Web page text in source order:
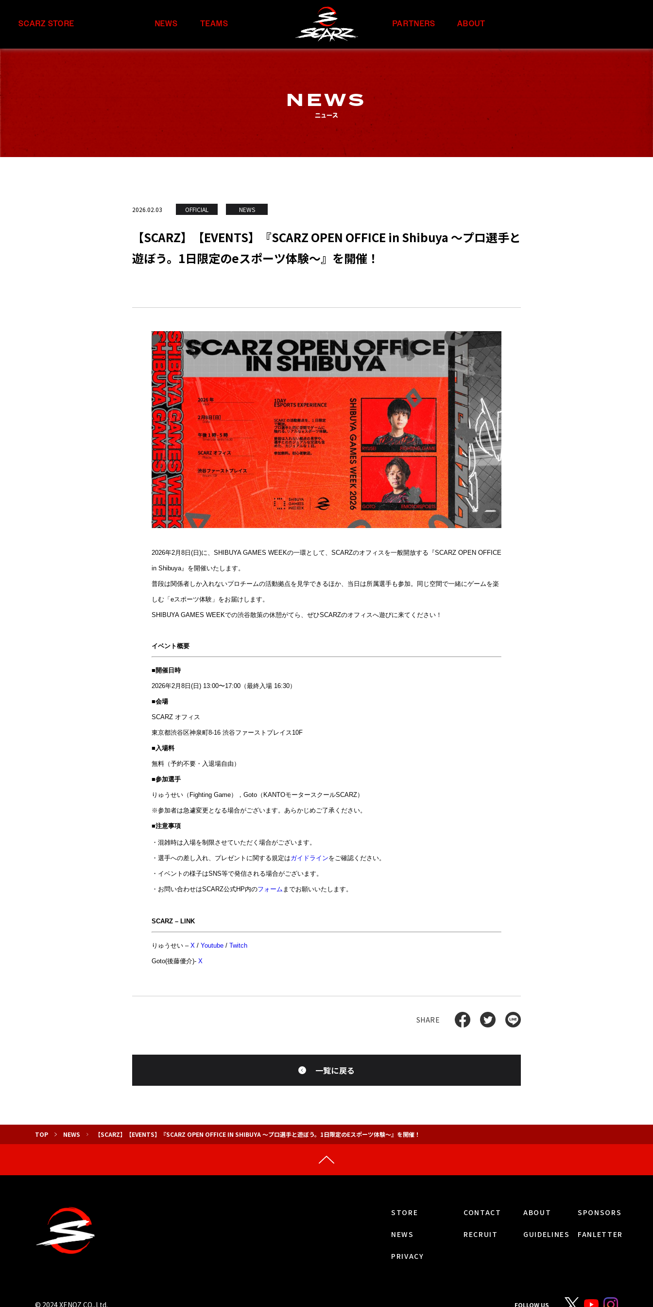
SCARZ STORE NEWS TEAMS PARTNERS ABOUT
NEWS
ニュース
2026.02.03 OFFICIAL NEWS
【SCARZ】【EVENTS】『SCARZ OPEN OFFICE in Shibuya ～プロ選手と
遊ぼう。1日限定のeスポーツ体験～』を開催！
2026年2月8日(日)に、SHIBUYA GAMES WEEKの一環として、SCARZのオフィスを一般開放する『SCARZ OPEN OFFICE
in Shibuya』を開催いたします。
普段は関係者しか入れないプロチームの活動拠点を見学できるほか、当日は所属選手も参加。同じ空間で一緒にゲームを楽
しむ「eスポーツ体験」をお届けします。
SHIBUYA GAMES WEEKでの渋谷散策の休憩がてら、ぜひSCARZのオフィスへ遊びに来てください！
イベント概要
■開催日時
2026年2月8日(日) 13:00〜17:00（最終入場 16:30）
■会場
SCARZ オフィス
東京都渋谷区神泉町8-16 渋谷ファーストプレイス10F
■入場料
無料（予約不要・入退場自由）
■参加選手
りゅうせい（Fighting Game），Goto（KANTOモータースクールSCARZ）
※参加者は急遽変更となる場合がございます。あらかじめご了承ください。
■注意事項
・混雑時は入場を制限させていただく場合がございます。
・選手への差し入れ、プレゼントに関する規定はガイドラインをご確認ください。
・イベントの様子はSNS等で発信される場合がございます。
・お問い合わせはSCARZ公式HP内のフォーム までお願いいたします。
SCARZ – LINK
りゅうせい – X / Youtube / Twitch
Goto(後藤優介)- X
一覧に戻る
TOP NEWS 【SCARZ】【EVENTS】『SCARZ OPEN OFFICE IN SHIBUYA ～プロ選手と遊ぼう。1日限定のEスポーツ体験～』を開催！
STORE CONTACT ABOUT SPONSORS
NEWS RECRUIT GUIDELINES FANLETTER
PRIVACY
© 2024 XENOZ CO.,Ltd. FOLLOW US